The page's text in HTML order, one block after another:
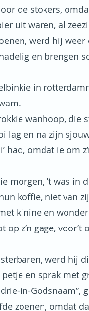
de stokers,
uit waren, al
werd hij weer
en brengen
in
wanhoop, die
lag en na zijn
had, omdat ie om
morgen, ’t was in
koffie, niet van
kinine en
op z’n gage,
werd hij
en sprak met
in-Godsnaam”,
zoenen, omdat